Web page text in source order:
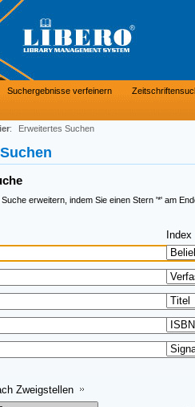
Suchergebnisse verfeinern
: Erweitertes Suchen
erweitern, indem Sie einen Stern '*' am
Index
Zweigstellen